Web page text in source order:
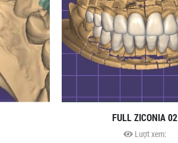
FULL ZICONIA 02
Lượt xem: